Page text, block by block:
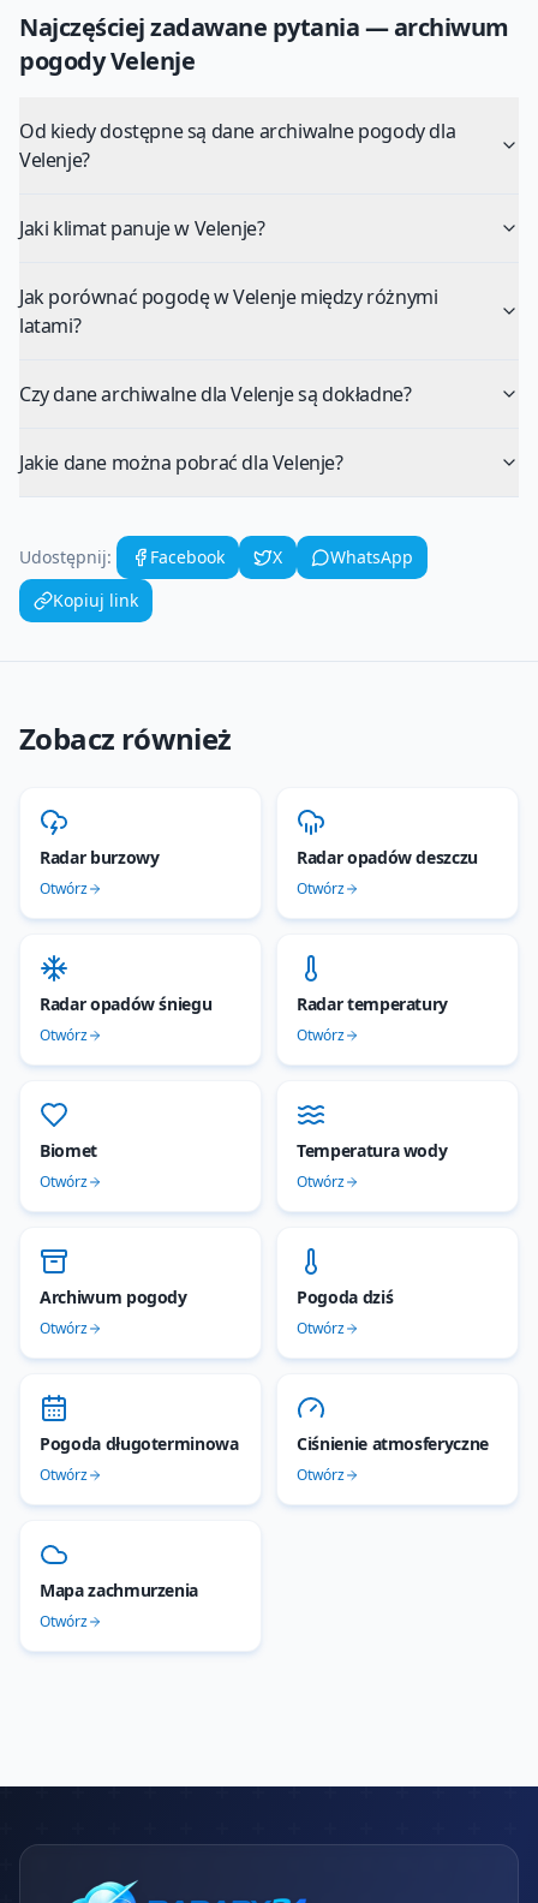
Najczęściej zadawane pytania — archiwum
pogodyVelenje
Od kiedy dostępne są dane archiwalne pogody dla
Velenje?
Jaki klimat panuje w Velenje?
Jak porównać pogodę w Velenje między różnymi
latami?
Czy dane archiwalne dla Velenje są dokładne?
Jakie dane można pobrać dla Velenje?
Udostępnij: Facebook X
WhatsApp
Kopiuj link
Zobacz również
Radar burzowy
Otwórz
Radar opadów deszczu
Otwórz
Radar opadów śniegu
Otwórz
Radar temperatury
Otwórz
Biomet
Otwórz
Temperatura wody
Otwórz
Archiwum pogody
Otwórz
Pogoda dziś
Otwórz
Pogoda długoterminowa
Otwórz
Ciśnienie atmosferyczne
Otwórz
Mapa zachmurzenia
Otwórz